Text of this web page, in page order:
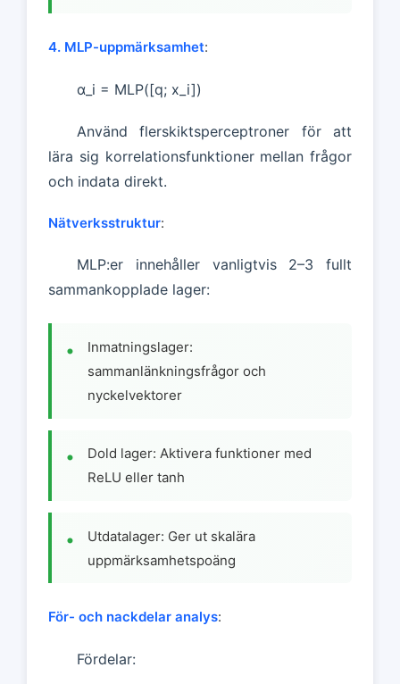
4. MLP-uppmärksamhet:
α_i = MLP([q; x_i])
Använd flerskiktsperceptroner för att
lära sig korrelationsfunktioner mellan frågor
och indata direkt.
Nätverksstruktur:
MLP:er innehåller vanligtvis 2–3 fullt
sammankopplade lager:
Inmatningslager:
sammanlänkningsfrågor och
nyckelvektorer
Dold lager: Aktivera funktioner med
ReLU eller tanh
Utdatalager: Ger ut skalära
uppmärksamhetspoäng
För- och nackdelar analys:
Fördelar: